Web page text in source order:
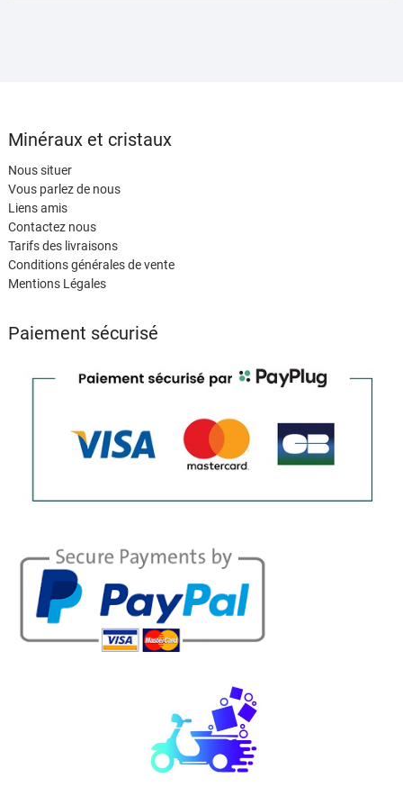
Minéraux et cristaux
Nous situer
Vous parlez de nous
Liens amis
Contactez nous
Tarifs des livraisons
Conditions générales de vente
Mentions Légales
Paiement sécurisé